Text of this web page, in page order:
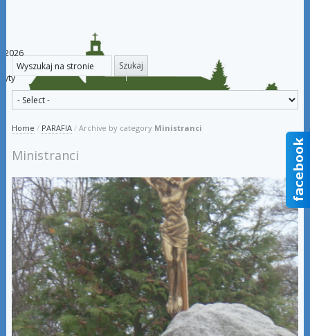
2026
Home / PARAFIA / Archive by category Ministranci
Ministranci